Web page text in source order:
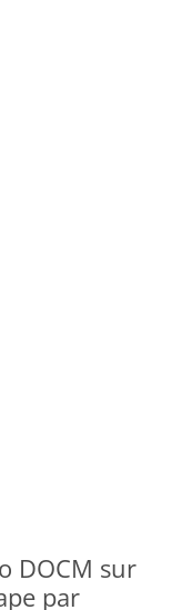
DOCM sur
par